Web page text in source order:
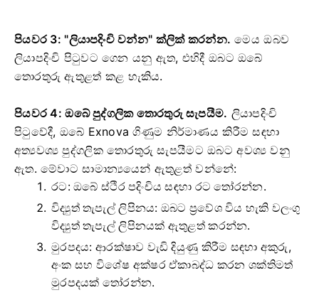
පියවර 3: "ලියාපදිංචි වන්න" ක්ලික් කරන්න. මෙය ඔබව
ලියාපදිංචි පිටුවට ගෙන යනු ඇත, එහිදී ඔබට ඔබේ
තොරතුරු ඇතුළත් කළ හැකිය.
පියවර 4: ඔබේ පුද්ගලික තොරතුරු සැපයීම. ලියාපදිංචි
පිටුවේදී, ඔබේ Exnova ගිණුම නිර්මාණය කිරීම සඳහා
අත්‍යවශ්‍ය පුද්ගලික තොරතුරු සැපයීමට ඔබට අවශ්‍ය වනු
ඇත. මේවාට සාමාන්‍යයෙන් ඇතුළත් වන්නේ:
රට: ඔබේ ස්ථිර පදිංචිය සඳහා රට තෝරන්න.
විද්‍යුත් තැපැල් ලිපිනය: ඔබට ප්‍රවේශ විය හැකි වලංගු
විද්‍යුත් තැපැල් ලිපිනයක් ඇතුළත් කරන්න.
මුරපදය: ආරක්ෂාව වැඩි දියුණු කිරීම සඳහා අකුරු,
අංක සහ විශේෂ අක්ෂර ඒකාබද්ධ කරන ශක්තිමත්
මුරපදයක් තෝරන්න.